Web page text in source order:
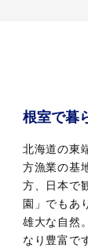
根室で暮
北海道の東
方漁業の基
方、日本で
園」でもあ
雄大な自然
なり豊富で